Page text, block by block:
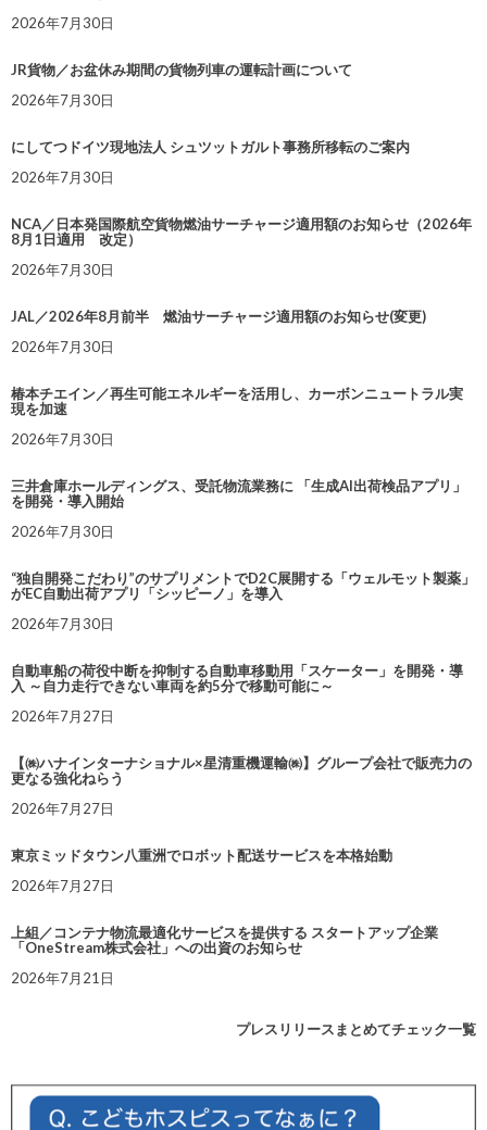
2026年7月30日
JR貨物／お盆休み期間の貨物列車の運転計画について
2026年7月30日
にしてつドイツ現地法人 シュツットガルト事務所移転のご案内
2026年7月30日
NCA／日本発国際航空貨物燃油サーチャージ適用額のお知らせ（2026年
8月1日適用 改定）
2026年7月30日
JAL／2026年8月前半 燃油サーチャージ適用額のお知らせ(変更)
2026年7月30日
椿本チエイン／再生可能エネルギーを活用し、カーボンニュートラル実
現を加速
2026年7月30日
三井倉庫ホールディングス、受託物流業務に 「生成AI出荷検品アプリ」
を開発・導入開始
2026年7月30日
“独自開発こだわり”のサプリメントでD2C展開する「ウェルモット製薬」
がEC自動出荷アプリ「シッピーノ」を導入
2026年7月30日
自動車船の荷役中断を抑制する自動車移動用「スケーター」を開発・導
入 ～自力走行できない車両を約5分で移動可能に～
2026年7月27日
【㈱ハナインターナショナル×星清重機運輸㈱】グループ会社で販売力の
更なる強化ねらう
2026年7月27日
東京ミッドタウン八重洲でロボット配送サービスを本格始動
2026年7月27日
上組／コンテナ物流最適化サービスを提供する スタートアップ企業
「OneStream株式会社」への出資のお知らせ
2026年7月21日
プレスリリースまとめてチェック一覧